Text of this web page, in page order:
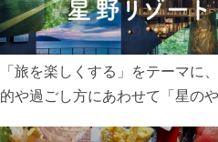
「旅を楽しくする」をテーマに
的や過ごし方にあわせて「星のや